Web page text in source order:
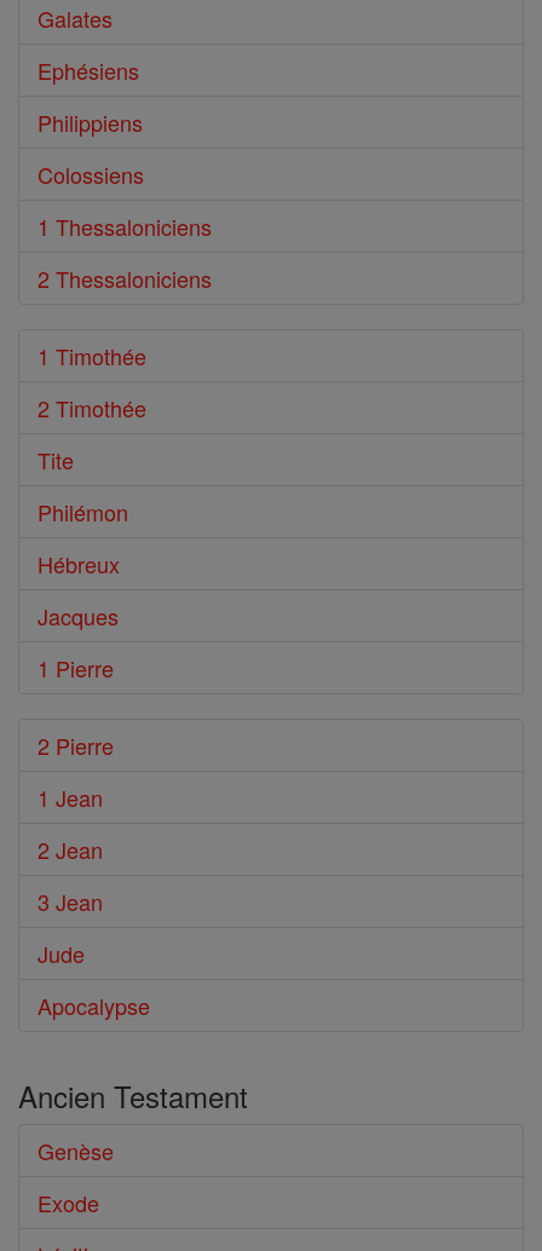
Galates
Ephésiens
Philippiens
Colossiens
1 Thessaloniciens
2 Thessaloniciens
1 Timothée
2 Timothée
Tite
Philémon
Hébreux
Jacques
1 Pierre
2 Pierre
1 Jean
2 Jean
3 Jean
Jude
Apocalypse
Ancien Testament
Genèse
Exode